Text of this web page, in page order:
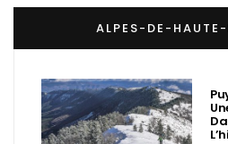
ALPES-DE-